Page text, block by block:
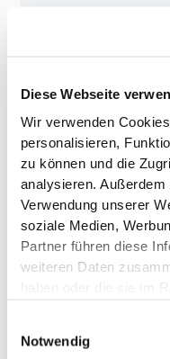
Diese Webseite
Wir verwenden
personalisieren,
zu können und die
analysieren.
Verwendung unserer
soziale Medien,
Partner führen diese
weiteren Daten
Notwendig
Ob Sehhilfen,
oder weitere
Starke
Wir bieten dir ein
fordert und